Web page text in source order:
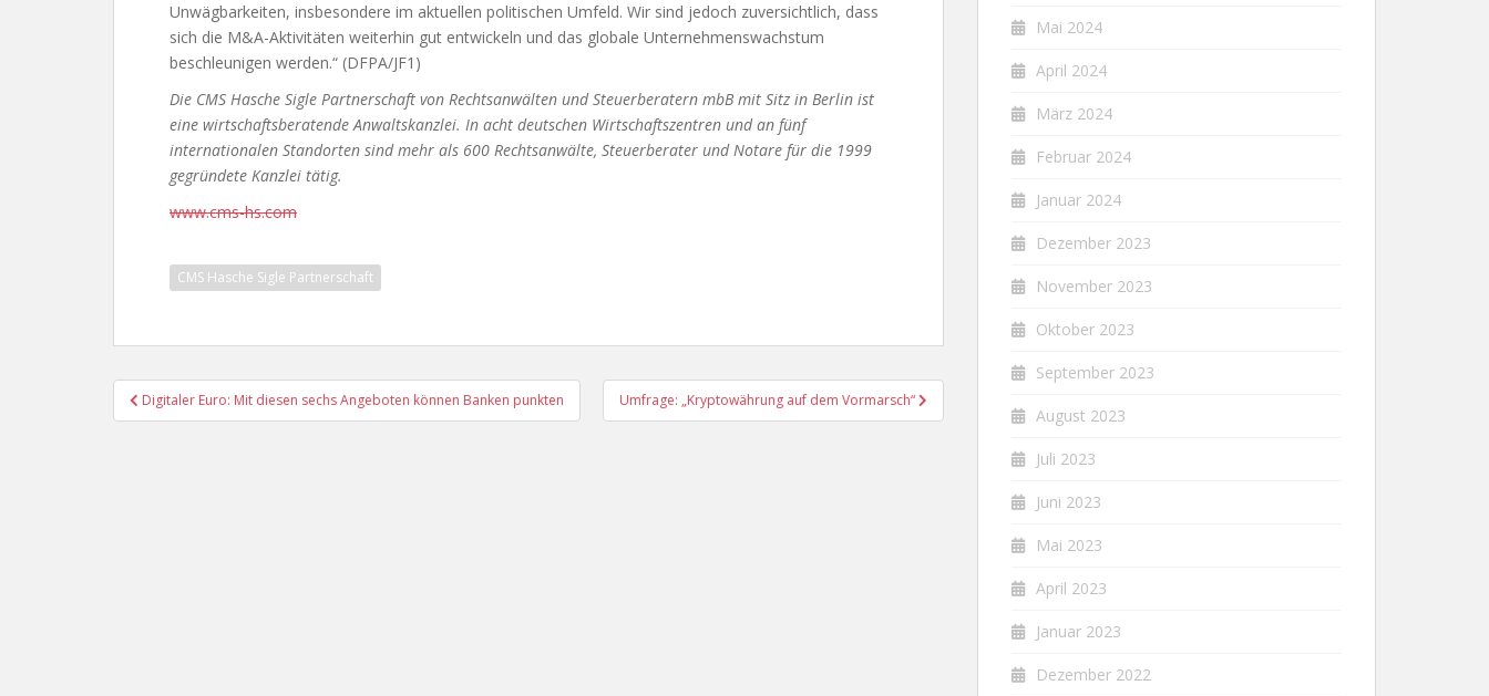
Unwägbarkeiten, insbesondere im aktuellen politischen Umfeld. Wir sind jedoch zuversichtlich, dass
sich die M&A-Aktivitäten weiterhin gut entwickeln und das globale Unternehmenswachstum
beschleunigen werden.“ (DFPA/JF1)
Die CMS Hasche Sigle Partnerschaft von Rechtsanwälten und Steuerberatern mbB mit Sitz in Berlin ist
eine wirtschaftsberatende Anwaltskanzlei. In acht deutschen Wirtschaftszentren und an fünf
internationalen Standorten sind mehr als 600 Rechtsanwälte, Steuerberater und Notare für die 1999
gegründete Kanzlei tätig.
www.cms-hs.com
CMS Hasche Sigle Partnerschaft
Beitragsnavigation
Digitaler Euro: Mit diesen sechs Angeboten können Banken punkten Umfrage: „Kryptowährung auf dem Vormarsch“
Mai 2024
April 2024
März 2024
Februar 2024
Januar 2024
Dezember 2023
November 2023
Oktober 2023
September 2023
August 2023
Juli 2023
Juni 2023
Mai 2023
April 2023
Januar 2023
Dezember 2022